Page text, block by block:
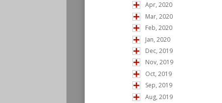
Apr, 2020
Mar, 2020
Feb, 2020
Jan, 2020
Dec, 2019
Nov, 2019
Oct, 2019
Sep, 2019
Aug, 2019